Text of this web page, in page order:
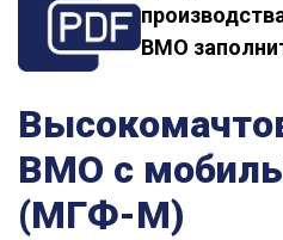
ВМО
ВМО с
(МГФ-М)